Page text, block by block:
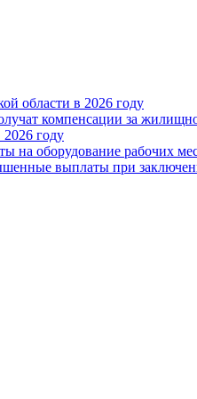
области в 2026 году
компенсации за
году
на оборудование рабочих
выплаты при